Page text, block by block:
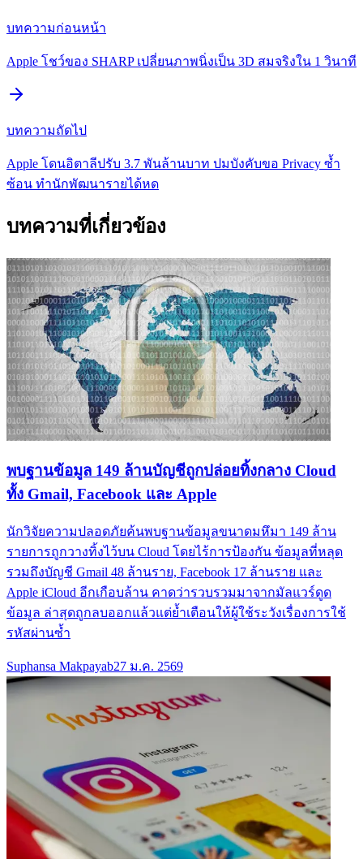
บทความก่อนหน้า
Apple โชว์ของ SHARP เปลี่ยนภาพนิ่งเป็น 3D สมจริงใน 1 วินาที
บทความถัดไป
Apple โดนอิตาลีปรับ 3.7 พันล้านบาท ปมบังคับขอ Privacy ซ้ำ
ซ้อน ทำนักพัฒนารายได้หด
บทความที่เกี่ยวข้อง
พบฐานข้อมูล 149 ล้านบัญชีถูกปล่อยทิ้งกลาง Cloud
ทั้ง Gmail, Facebook และ Apple
นักวิจัยความปลอดภัยค้นพบฐานข้อมูลขนาดมหึมา 149 ล้าน
รายการถูกวางทิ้งไว้บน Cloud โดยไร้การป้องกัน ข้อมูลที่หลุด
รวมถึงบัญชี Gmail 48 ล้านราย, Facebook 17 ล้านราย และ
Apple iCloud อีกเกือบล้าน คาดว่ารวบรวมมาจากมัลแวร์ดูด
ข้อมูล ล่าสุดถูกลบออกแล้วแต่ย้ำเตือนให้ผู้ใช้ระวังเรื่องการใช้
รหัสผ่านซ้ำ
Suphansa Makpayab27 ม.ค. 2569